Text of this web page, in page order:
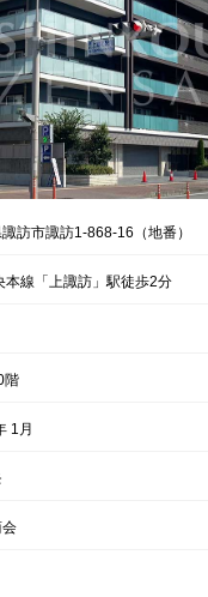
訪市諏訪1-868-16（地番）
本線「上諏訪」駅徒歩2分
階
1月